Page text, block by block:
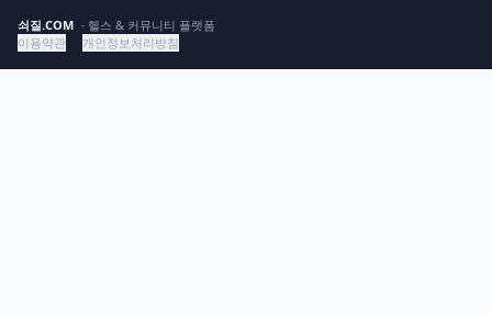
쇠질.COM · 헬스 & 커뮤니티 플랫폼
이용약관
개인정보처리방침